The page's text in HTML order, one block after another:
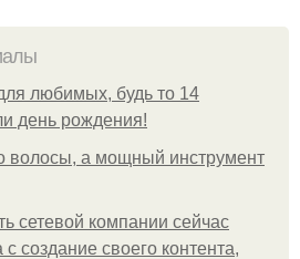
любимых, будь то 14
день рождения!
волосы, а мощный инструмент
сетевой компании сейчас
создание своего контента,